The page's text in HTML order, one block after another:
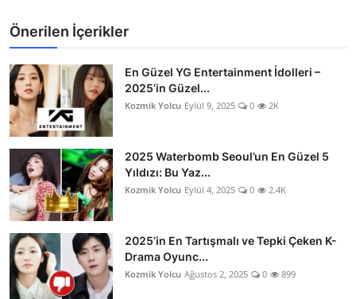
Önerilen İçerikler
En Güzel YG Entertainment İdolleri –
2025’in Güzel...
Kozmik Yolcu Eylül 9, 2025 0 2K
2025 Waterbomb Seoul’un En Güzel 5
Yıldızı: Bu Yaz...
Kozmik Yolcu Eylül 4, 2025 0 2.4K
2025’in En Tartışmalı ve Tepki Çeken K-
Drama Oyunc...
Kozmik Yolcu Ağustos 2, 2025 0 899